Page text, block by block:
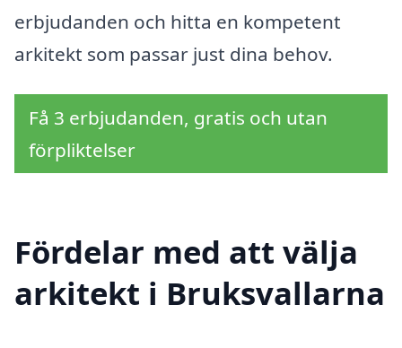
erbjudanden och hitta en kompetent
arkitekt som passar just dina behov.
Få 3 erbjudanden, gratis och utan
förpliktelser
Fördelar med att välja
arkitekt i Bruksvallarna